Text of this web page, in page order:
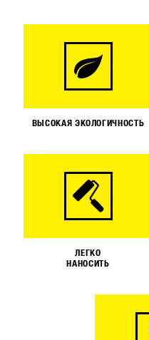
ВЫСОКАЯ ЭКОЛОГИЧНОСТЬ
ЛЕГКО
НАНОСИТЬ